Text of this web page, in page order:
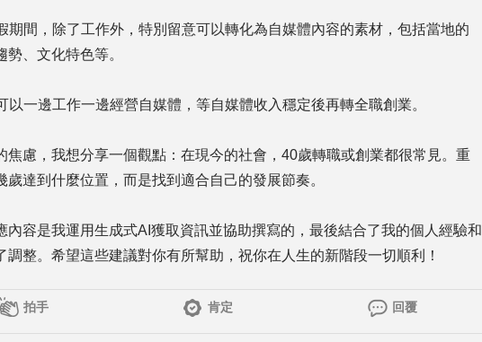
期間，除了工作外，特別留意可以轉化為自媒體內容的素材，包括當地的
勢、文化特色等。
以一邊工作一邊經營自媒體，等自媒體收入穩定後再轉全職創業。
焦慮，我想分享一個觀點：在現今的社會，40歲轉職或創業都很常見。重
歲達到什麼位置，而是找到適合自己的發展節奏。
內容是我運用生成式AI獲取資訊並協助撰寫的，最後結合了我的個人經驗和
調整。希望這些建議對你有所幫助，祝你在人生的新階段一切順利！
拍手 肯定 回覆